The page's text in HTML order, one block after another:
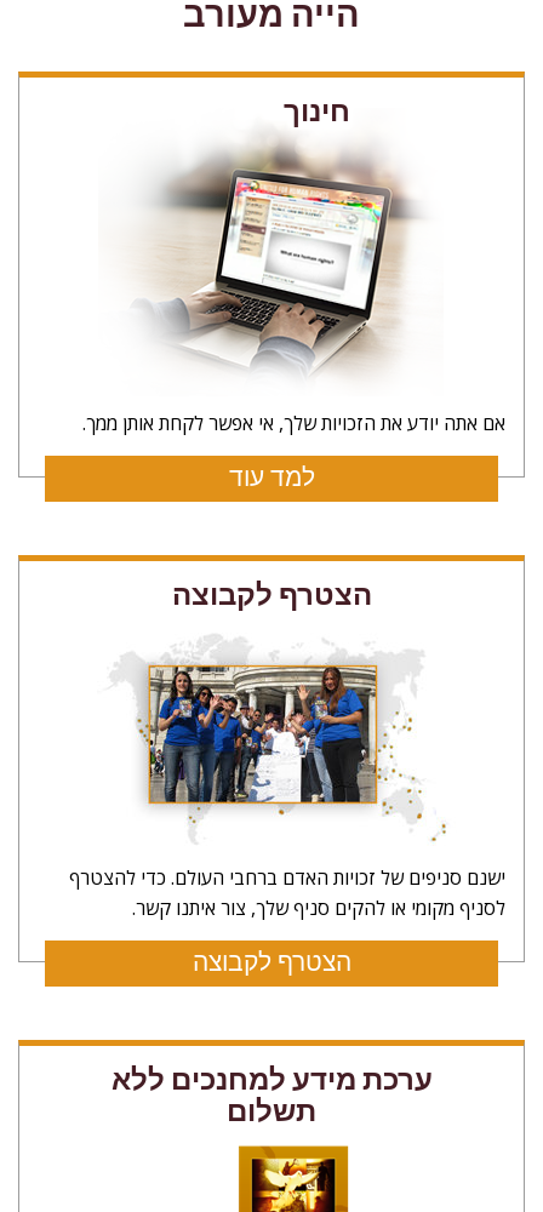
הייה מעורב
חינוך
אם אתה יודע את הזכויות שלך, אי אפשר לקחת אותן ממך.
למד עוד
הצטרף לקבוצה
ישנם סניפים של זכויות האדם ברחבי העולם. כדי להצטרף
לסניף מקומי או להקים סניף שלך, צור איתנו קשר.
הצטרף לקבוצה
ערכת מידע למחנכים ללא
תשלום